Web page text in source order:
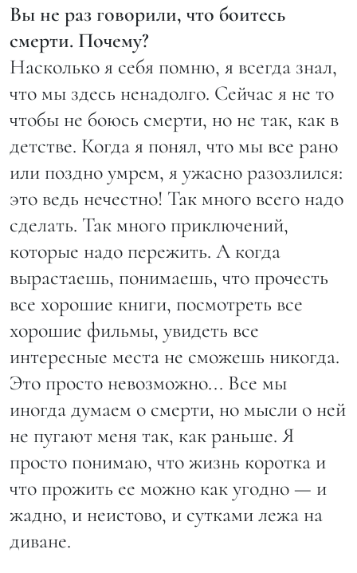
Вы не раз говорили, что боитесь
смерти. Почему?
Насколько я себя помню, я всегда знал,
что мы здесь ненадолго. Сейчас я не то
чтобы не боюсь смерти, но не так, как в
детстве. Когда я понял, что мы все рано
или поздно умрем, я ужасно разозлился:
это ведь нечестно! Так много всего надо
сделать. Так много приключений,
которые надо пережить. А когда
вырастаешь, понимаешь, что прочесть
все хорошие книги, посмотреть все
хорошие фильмы, увидеть все
интересные места не сможешь никогда.
Это просто невозможно... Все мы
иногда думаем о смерти, но мысли о ней
не пугают меня так, как раньше. Я
просто понимаю, что жизнь коротка и
что прожить ее можно как угодно — и
жадно, и неистово, и сутками лежа на
диване.